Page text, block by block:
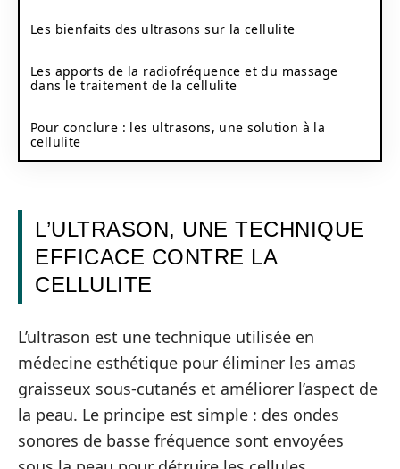
Les bienfaits des ultrasons sur la cellulite
Les apports de la radiofréquence et du massage
dans le traitement de la cellulite
Pour conclure : les ultrasons, une solution à la
cellulite
L’ULTRASON, UNE TECHNIQUE
EFFICACE CONTRE LA
CELLULITE
L’ultrason est une technique utilisée en
médecine esthétique pour éliminer les amas
graisseux sous-cutanés et améliorer l’aspect de
la peau. Le principe est simple : des ondes
sonores de basse fréquence sont envoyées